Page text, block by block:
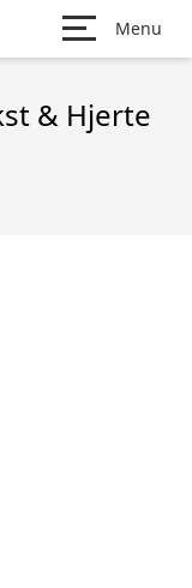
Menu
& Hjerte